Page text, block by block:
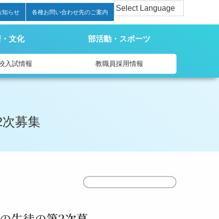
知らせ 各種お問い合わせ先のご案内
文化 部活動・スポーツ
入試情報 教職員採用情報
募集